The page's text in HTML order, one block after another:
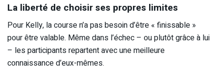
La liberté de choisir ses propres limites
Pour Kelly, la course n’a pas besoin d’être « finissable »
pour être valable. Même dans l’échec – ou plutôt grâce à lui
– les participants repartent avec une meilleure
connaissance d’eux-mêmes.